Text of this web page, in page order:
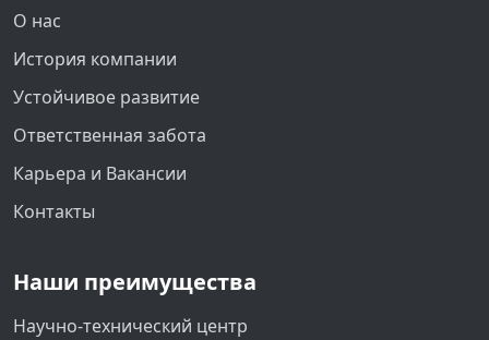
О нас
История компании
Устойчивое развитие
Ответственная забота
Карьера и Вакансии
Контакты
Наши преимущества
Научно-технический центр